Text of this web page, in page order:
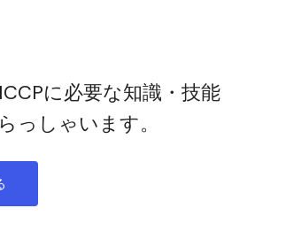
に必要な知識・技能
っしゃいます。